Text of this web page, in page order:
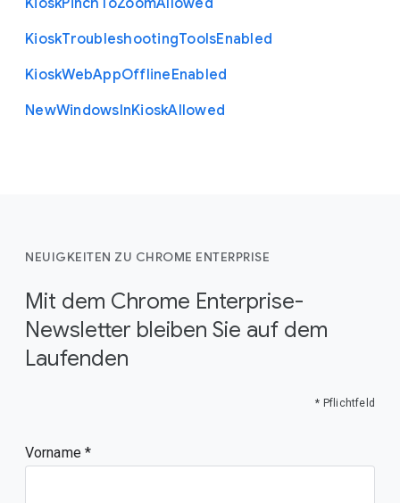
KioskPinch ToZoomAllowed
KioskTroubleshootingToolsEnabled
KioskWebAppOfflineEnabled
NewWindowsInKioskAllowed
NEUIGKEITEN ZU CHROME ENTERPRISE
Mit dem Chrome Enterprise-
Newsletter bleiben Sie auf dem
Laufenden
* Pflichtfeld
Vorname